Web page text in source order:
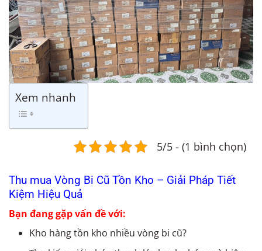
Xem nhanh
5/5 - (1 bình chọn)
Thu mua Vòng Bi Cũ Tồn Kho – Giải Pháp Tiết
Kiệm Hiệu Quả
Bạn đang gặp vấn đề với:
Kho hàng tồn kho nhiều vòng bi cũ?